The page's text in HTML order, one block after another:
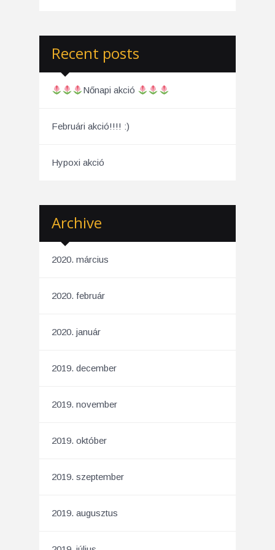
Recent posts
Nőnapi akció
Februári akció!!!! :)
Hypoxi akció
Archive
2020. március
2020. február
2020. január
2019. december
2019. november
2019. október
2019. szeptember
2019. augusztus